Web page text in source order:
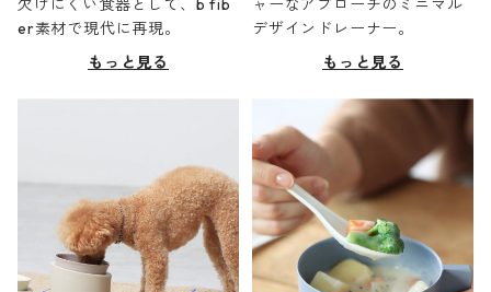
欠けにくい食器として、b fib
er素材で現代に再現。
もっと見る
ャーなアプローチのミニマル
デザインドレーナー。
もっと見る